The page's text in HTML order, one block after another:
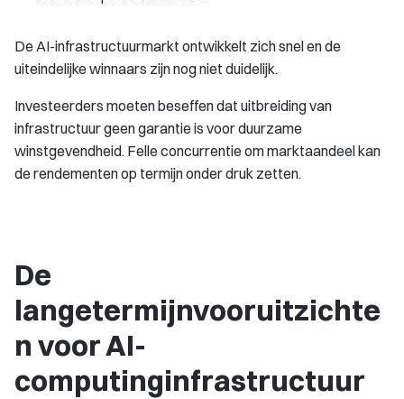
De AI-infrastructuurmarkt ontwikkelt zich snel en de
uiteindelijke winnaars zijn nog niet duidelijk.
Investeerders moeten beseffen dat uitbreiding van
infrastructuur geen garantie is voor duurzame
winstgevendheid. Felle concurrentie om marktaandeel kan
de rendementen op termijn onder druk zetten.
De
langetermijnvooruitzichte
n voor AI-
computinginfrastructuur